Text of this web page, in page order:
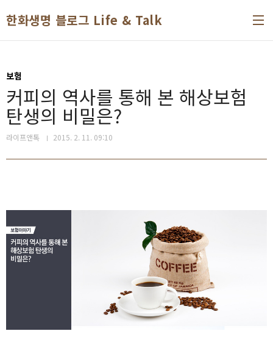
한화생명 블로그 Life & Talk
보험
커피의 역사를 통해 본 해상보험
탄생의 비밀은?
라이프앤톡 2015. 2. 11. 09:10